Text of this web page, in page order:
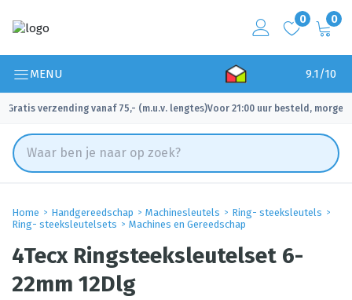
0 0
MENU 9.1/10
Gratis verzending vanaf 75,- (m.u.v. lengtes)
✓ Voor 21:00 uur besteld, morgen
Home Handgereedschap Machinesleutels
Ring- steeksleutels
Ring- steeksleutelsets
Machines en Gereedschap
4Tecx Ringsteeksleutelset 6-
22mm 12Dlg